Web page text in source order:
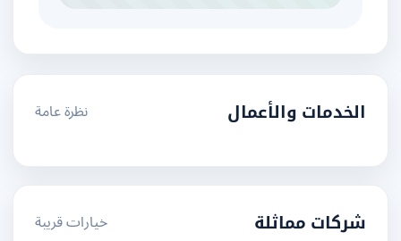
الخدمات والأعمال نظرة عامة
شركات مماثلة خيارات قريبة